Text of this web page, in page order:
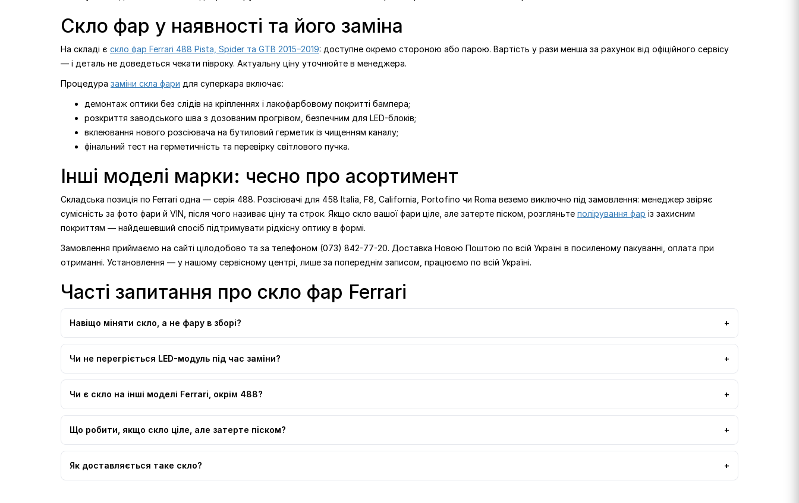
Скло фар у наявності та його заміна
На складі є скло фар Ferrari 488 Pista, Spider та GTB 2015–2019: доступне окремо стороною або парою. Вартість у рази менша за рахунок від офіційного сервісу
— і деталь не доведеться чекати півроку. Актуальну ціну уточнюйте в менеджера.
Процедура заміни скла фари для суперкара включає:
демонтаж оптики без слідів на кріпленнях і лакофарбовому покритті бампера;
розкриття заводського шва з дозованим прогрівом, безпечним для LED-блоків;
вклеювання нового розсіювача на бутиловий герметик із чищенням каналу;
фінальний тест на герметичність та перевірку світлового пучка.
Інші моделі марки: чесно про асортимент
Складська позиція по Ferrari одна — серія 488. Розсіювачі для 458 Italia, F8, California, Portofino чи Roma веземо виключно під замовлення: менеджер звіряє
сумісність за фото фари й VIN, після чого називає ціну та строк. Якщо скло вашої фари ціле, але затерте піском, розгляньте полірування фар із захисним
покриттям — найдешевший спосіб підтримувати рідкісну оптику в формі.
Замовлення приймаємо на сайті цілодобово та за телефоном (073) 842-77-20. Доставка Новою Поштою по всій Україні в посиленому пакуванні, оплата при
отриманні. Установлення — у нашому сервісному центрі, лише за попереднім записом, працюємо по всій Україні.
Часті запитання про скло фар Ferrari
Навіщо міняти скло, а не фару в зборі?
Чи не перегріється LED-модуль під час заміни?
Чи є скло на інші моделі Ferrari, окрім 488?
Що робити, якщо скло ціле, але затерте піском?
Як доставляється таке скло?